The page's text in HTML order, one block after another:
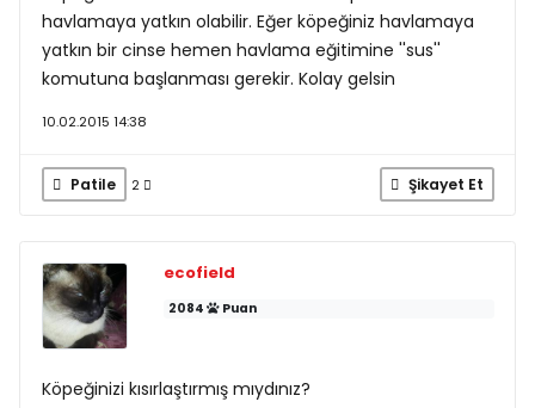
havlamaya yatkın olabilir. Eğer köpeğiniz havlamaya
yatkın bir cinse hemen havlama eğitimine ''sus''
komutuna başlanması gerekir. Kolay gelsin
10.02.2015 14:38
Patile 2 Şikayet Et
ecofield
2084 Puan
Köpeğinizi kısırlaştırmış mıydınız?